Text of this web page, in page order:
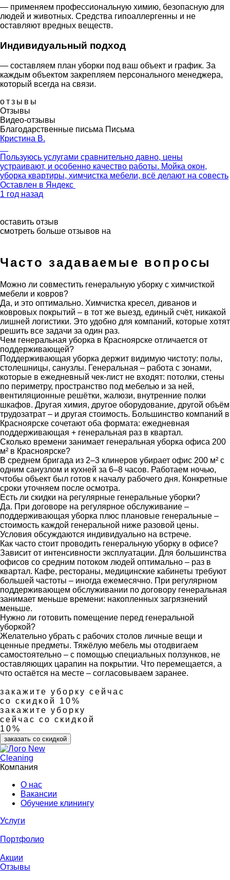
— применяем профессиональную химию, безопасную для
людей и животных. Средства гипоаллергенны и не
оставляют вредных веществ.
Индивидуальный подход
— составляем план уборки под ваш объект и график. За
каждым объектом закрепляем персонального менеджера,
который всегда на связи.
отзывы
Отзывы
Видео-отзывы
Благодарственные письма Письма
Кристина В.
Пользуюсь услугами сравнительно давно, цены
устраивают, и особенно качество работы. Мойка окон,
уборка квартиры, химчистка мебели, всё делают на совесть
Оставлен в Яндекс
1 год назад
оставить отзыв
смотреть больше отзывов на
Часто задаваемые вопросы
Можно ли совместить генеральную уборку с химчисткой
мебели и ковров?
Да, и это оптимально. Химчистка кресел, диванов и
ковровых покрытий – в тот же выезд, единый счёт, никакой
лишней логистики. Это удобно для компаний, которые хотят
решить все задачи за один раз.
Чем генеральная уборка в Красноярске отличается от
поддерживающей?
Поддерживающая уборка держит видимую чистоту: полы,
столешницы, санузлы. Генеральная – работа с зонами,
которые в ежедневный чек-лист не входят: потолки, стены
по периметру, пространство под мебелью и за ней,
вентиляционные решётки, жалюзи, внутренние полки
шкафов. Другая химия, другое оборудование, другой объём
трудозатрат – и другая стоимость. Большинство компаний в
Красноярске сочетают оба формата: ежедневная
поддерживающая + генеральная раз в квартал.
Сколько времени занимает генеральная уборка офиса 200
м² в Красноярске?
В среднем бригада из 2–3 клинеров убирает офис 200 м² с
одним санузлом и кухней за 6–8 часов. Работаем ночью,
чтобы объект был готов к началу рабочего дня. Конкретные
сроки уточняем после осмотра.
Есть ли скидки на регулярные генеральные уборки?
Да. При договоре на регулярное обслуживание –
поддерживающая уборка плюс плановые генеральные –
стоимость каждой генеральной ниже разовой цены.
Условия обсуждаются индивидуально на встрече.
Как часто стоит проводить генеральную уборку в офисе?
Зависит от интенсивности эксплуатации. Для большинства
офисов со средним потоком людей оптимально – раз в
квартал. Кафе, рестораны, медицинские кабинеты требуют
большей частоты – иногда ежемесячно. При регулярном
поддерживающем обслуживании по договору генеральная
занимает меньше времени: накопленных загрязнений
меньше.
Нужно ли готовить помещение перед генеральной
уборкой?
Желательно убрать с рабочих столов личные вещи и
ценные предметы. Тяжёлую мебель мы отодвигаем
самостоятельно – с помощью специальных ползунков, не
оставляющих царапин на покрытии. Что перемещается, а
что остаётся на месте – согласовываем заранее.
закажите уборку сейчас
со скидкой 10%
закажите уборку
сейчас со скидкой
10%
заказать со скидкой
Компания
О нас
Вакансии
Обучение клинингу
Услуги
Портфолио
Акции
Отзывы